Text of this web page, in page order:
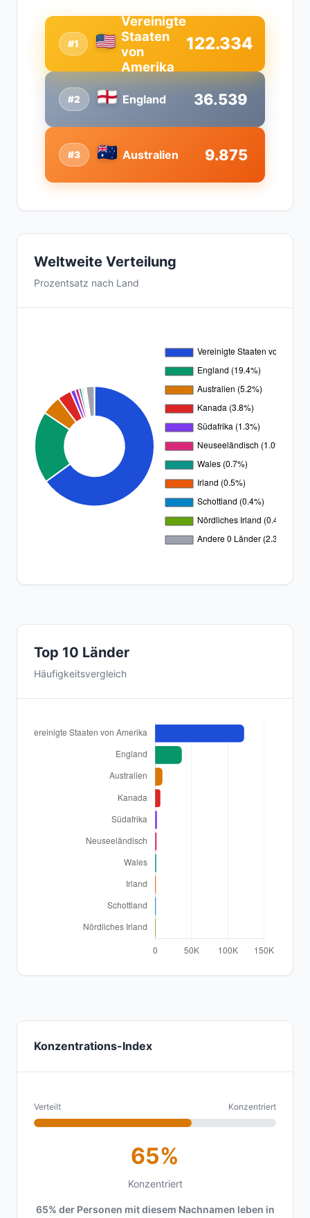
#2 England 36.539
#1
Vereinigte
Staaten
von
Amerika
122.334
#3 Australien 9.875
Weltweite Verteilung
Prozentsatz nach Land
Top 10 Länder
Häufigkeitsvergleich
Konzentrations-Index
Verteilt Konzentriert
65%
Konzentriert
65% der Personen mit diesem Nachnamen leben in